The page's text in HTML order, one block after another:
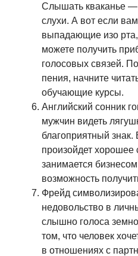
Слышать кваканье —
слухи. А вот если
выпадающие изо рта,
можете получить
голосовых связей.
пения, начните
обучающие курсы.
Английский сонник
мужчин видеть
благоприятный
произойдет хорошее
занимается
возможность
Фрейд
недовольство в
слышно голоса
том, что человек
в отношениях с